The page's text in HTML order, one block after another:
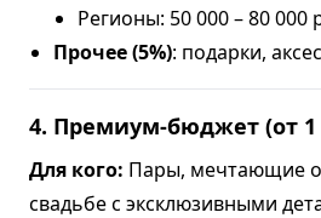
Регионы: 50 000 – 80 000
Прочее (5%): подарки,
4. Премиум-бюджет (от 1
Для кого: Пары, мечтающие
свадьбе с эксклюзивными